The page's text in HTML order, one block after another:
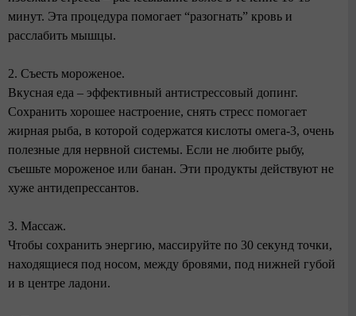
минут. Эта процедура помогает “разогнать” кровь и
расслабить мышцы.
2. Съесть мороженое.
Вкусная еда – эффективный антистрессовый допинг.
Сохранить хорошее настроение, снять стресс помогает
жирная рыба, в которой содержатся кислоты омега-3, очень
полезные для нервной системы. Если не любите рыбу,
съешьте мороженое или банан. Эти продукты действуют не
хуже антидепрессантов.
3. Массаж.
Чтобы сохранить энергию, массируйте по 30 секунд точки,
находящиеся под носом, между бровями, под нижней губой
и в центре ладони.